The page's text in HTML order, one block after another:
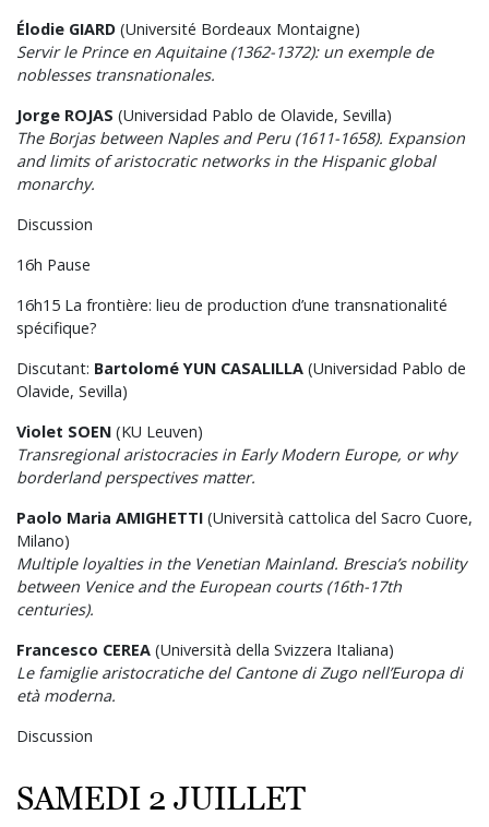
Élodie GIARD (Université Bordeaux Montaigne)
Servir le Prince en Aquitaine (1362-1372): un exemple de
noblesses transnationales.
Jorge ROJAS (Universidad Pablo de Olavide, Sevilla)
The Borjas between Naples and Peru (1611-1658). Expansion
and limits of aristocratic networks in the Hispanic global
monarchy.
Discussion
16h Pause
16h15 La frontière: lieu de production d’une transnationalité
spécifique?
Discutant: Bartolomé YUN CASALILLA (Universidad Pablo de
Olavide, Sevilla)
Violet SOEN (KU Leuven)
Transregional aristocracies in Early Modern Europe, or why
borderland perspectives matter.
Paolo Maria AMIGHETTI (Università cattolica del Sacro Cuore,
Milano)
Multiple loyalties in the Venetian Mainland. Brescia’s nobility
between Venice and the European courts (16th-17th
centuries).
Francesco CEREA (Università della Svizzera Italiana)
Le famiglie aristocratiche del Cantone di Zugo nell’Europa di
età moderna.
Discussion
SAMEDI 2 JUILLET